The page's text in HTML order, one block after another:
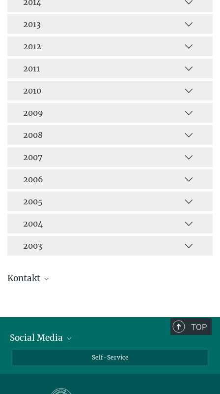
2013
2012
2011
2010
2009
2008
2007
2006
2005
2004
2003
Kontakt
pr@...
TOP
Social Media
Self-Service